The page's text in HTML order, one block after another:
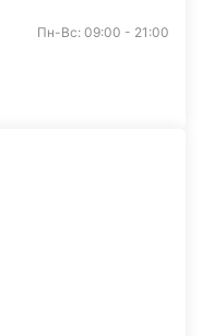
Пн-Вс: 09:00 - 21:00